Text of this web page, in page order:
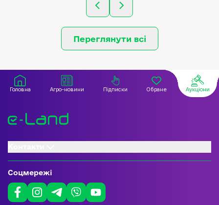
Красноградського) району,
Переглянути всі
Головна Агро-новини Підписки Обране Аукціони
Соцмережі